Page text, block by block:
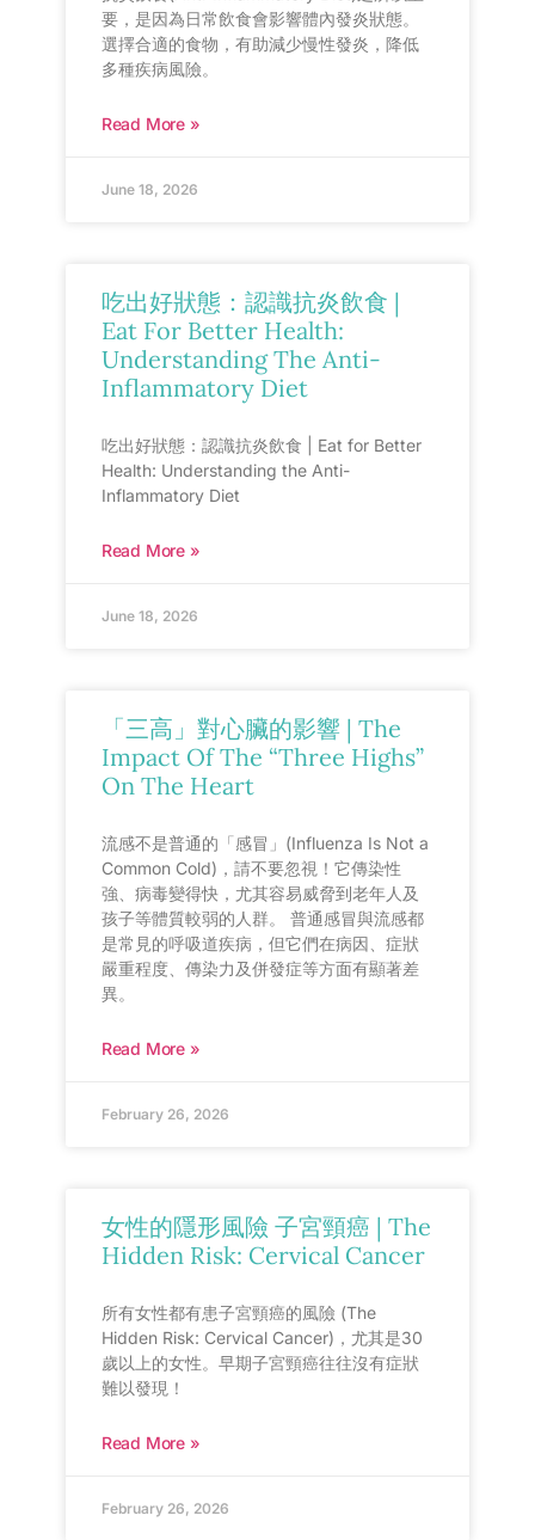
要，是因為日常飲食會影響體內發炎狀態。
選擇合適的食物，有助減少慢性發炎，降低
多種疾病風險。
Read More »
June 18, 2026
吃出好狀態：認識抗炎飲食 |
Eat For Better Health:
Understanding The Anti-
Inflammatory Diet
吃出好狀態：認識抗炎飲食 | Eat for Better
Health: Understanding the Anti-
Inflammatory Diet
Read More »
June 18, 2026
「三高」對心臟的影響 | The
Impact Of The “Three Highs”
On The Heart
流感不是普通的「感冒」(Influenza Is Not a
Common Cold)，請不要忽視！它傳染性
強、病毒變得快，尤其容易威脅到老年人及
孩子等體質較弱的人群。 普通感冒與流感都
是常見的呼吸道疾病，但它們在病因、症狀
嚴重程度、傳染力及併發症等方面有顯著差
異。
Read More »
February 26, 2026
女性的隱形風險 子宮頸癌 | The
Hidden Risk: Cervical Cancer
所有女性都有患子宮頸癌的風險 (The
Hidden Risk: Cervical Cancer)，尤其是30
歲以上的女性。早期子宮頸癌往往沒有症狀
難以發現！
Read More »
February 26, 2026